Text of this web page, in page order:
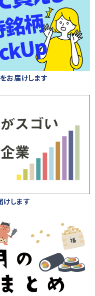
お届けします
します